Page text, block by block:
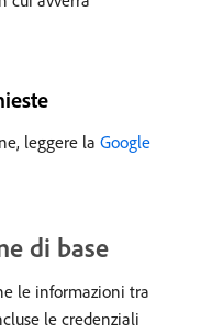
leggere la Google
di base
le informazioni tra
le credenziali